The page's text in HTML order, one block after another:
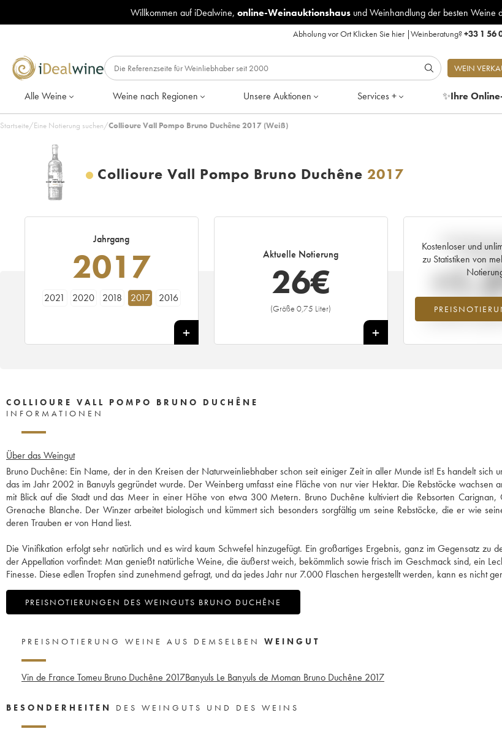
Willkommen auf iDealwine, online-Weinauktionshausund Weinhandlung der besten Weine
Abholung vor Ort Klicken Sie hier|Weinberatung?+33 1 56
WEIN
Alle Weine Weine nach Regionen Unsere Auktionen Services + ✨Ihre
Startseite/Eine Notierung suchen/Collioure Vall Pompo Bruno Duchêne 2017 (Weiß)
Collioure Vall Pompo Bruno Duchêne 2017
Jahrgang
2017
2021 2020 2018 2017 2016
Aktuelle Notierung
26€
(Größe 0,75 Liter)
+
Kostenloser und
zu Statistiken von
Aktuelle
Preisanstiegs des
Jahr 2026 im
COLLIOURE VALL POMPO BRUNO DUCHÊNE
INFORMATIONEN
Über das Weingut
Bruno Duchêne: Ein Name, der in den Kreisen der Naturweinliebhaber schon seit einiger Zeit in aller Munde ist! Es handelt sich
das im Jahr 2002 in Banuyls gegründet wurde. Der Weinberg umfasst eine Fläche von nur vier Hektar. Die Rebstöcke wachsen
mit Blick auf die Stadt und das Meer in einer Höhe von etwa 300 Metern. Bruno Duchêne kultiviert die Rebsorten
Grenache Blanche. Der Winzer arbeitet biologisch und kümmert sich besonders sorgfältig um seine Rebstöcke, die er wie
deren Trauben er von Hand liest.
Die Vinifikation erfolgt sehr natürlich und es wird kaum Schwefel hinzugefügt. Ein großartiges Ergebnis, ganz im Gegensatz zu
der Appellation vorfindet: Man genießt natürliche Weine, die äußerst weich, bekömmlich sowie frisch im Geschmack sind, ein
Finesse. Diese edlen Tropfen sind zunehmend gefragt, und da jedes Jahr nur 7.000 Flaschen hergestellt werden, kann es nicht
PREISNOTIERUNGEN DES WEINGUTS BRUNO DUCHÊNE
PREISNOTIERUNG WEINE AUS DEMSELBEN WEINGUT
Vin de France Tomeu Bruno Duchêne 2017Banyuls Le Banyuls de Moman Bruno Duchêne 2017
BESONDERHEITEN DES WEINGUTS UND DES WEINS